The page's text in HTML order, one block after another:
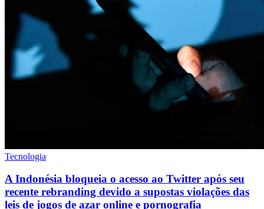
Tecnologia
A Indonésia bloqueia o acesso ao Twitter após seu
recente rebranding devido a supostas violações das
leis de jogos de azar online e pornografia